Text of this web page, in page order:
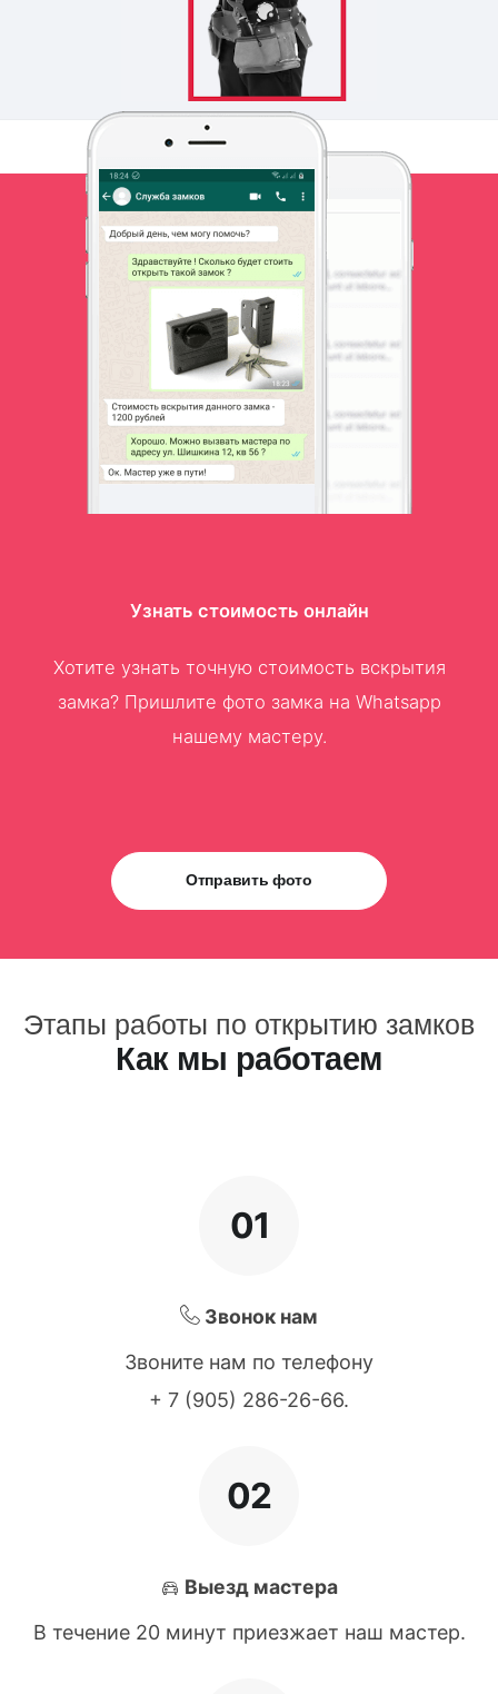
Узнать стоимость онлайн
Хотите узнать точную стоимость вскрытия
замка? Пришлите фото замка на Whatsapp
нашему мастеру.
Отправить фото
Этапы работы по открытию замков
Как мы работаем
01
Звонок нам
Звоните нам по телефону
+ 7 (905) 286-26-66.
02
Выезд мастера
В течение 20 минут приезжает наш мастер.